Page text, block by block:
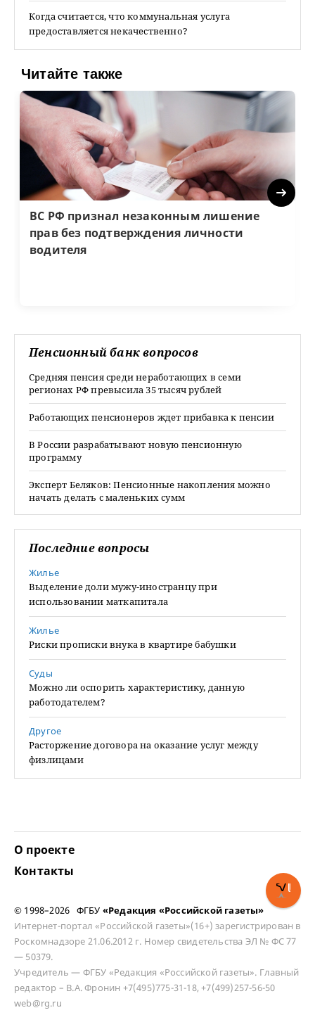
Когда считается, что коммунальная услуга
предоставляется некачественно?
Читайте также
ВС РФ признал незаконным лишение
прав без подтверждения личности
водителя
Next
Пенсионный банк вопросов
Средняя пенсия среди неработающих в семи
регионах РФ превысила 35 тысяч рублей
Работающих пенсионеров ждет прибавка к пенсии
В России разрабатывают новую пенсионную
программу
Эксперт Беляков: Пенсионные накопления можно
начать делать с маленьких сумм
Последние вопросы
Жилье
Выделение доли мужу-иностранцу при
использовании маткапитала
Жилье
Риски прописки внука в квартире бабушки
Суды
Можно ли оспорить характеристику, данную
работодателем?
Другое
Расторжение договора на оказание услуг между
физлицами
О проекте
Контакты
© 1998–2026 ФГБУ «Редакция «Российской газеты»
Интернет-портал «Российской газеты»(16+) зарегистрирован в
Роскомнадзоре 21.06.2012 г. Номер свидетельства ЭЛ № ФС 77
— 50379.
Учредитель — ФГБУ «Редакция «Российской газеты». Главный
редактор – В.А. Фронин +7(495)775-31-18, +7(499)257-56-50
web@rg.ru